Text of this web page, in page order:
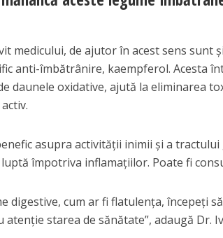
medicului, de ajutor în acest sens sunt
anti-îmbătrânire, kaempferol. Acesta
daunele oxidative, ajută la eliminarea
asupra activității inimii și a
împotriva inflamațiilor. Poate fi
digestive, cum ar fi flatulența, începeți
starea de sănătate”, adaugă Dr.